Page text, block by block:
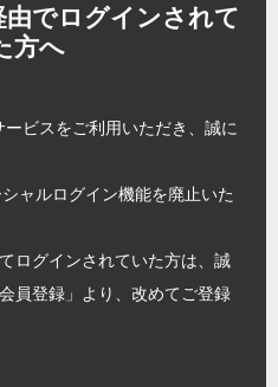
でログインされて
方へ
ビスをご利用いただき、誠に
ャルログイン機能を廃止いた
ログインされていた方は、誠
員登録」より、改めてご登録